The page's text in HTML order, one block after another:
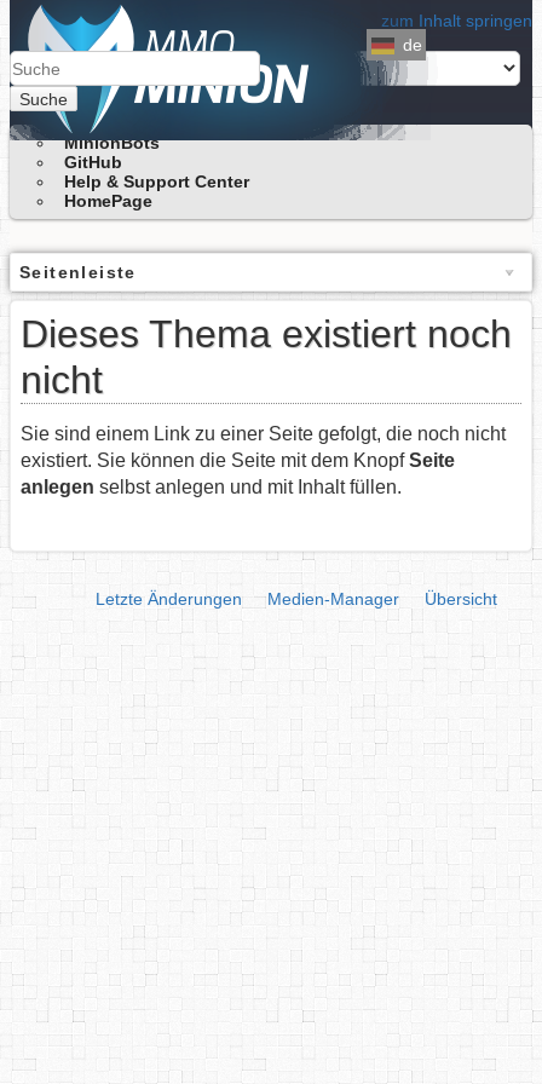
zum Inhalt springen
Suche
de
MinionBots
GitHub
Help & Support Center
HomePage
Seitenleiste
Dieses Thema existiert noch
nicht
Sie sind einem Link zu einer Seite gefolgt, die noch nicht
existiert. Sie können die Seite mit dem KnopfSeite
anlegen selbst anlegen und mit Inhalt füllen.
Letzte Änderungen Medien-Manager Übersicht